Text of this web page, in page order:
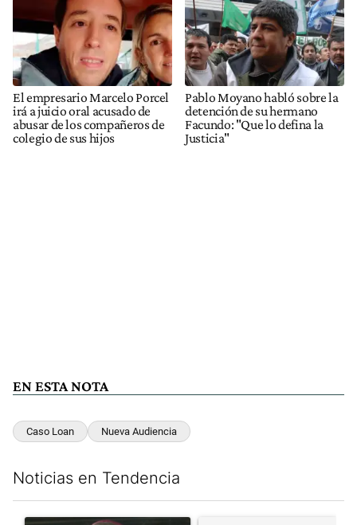
El empresario Marcelo Porcel
irá a juicio oral acusado de
abusar de los compañeros de
colegio de sus hijos
Pablo Moyano habló sobre la
detención de su hermano
Facundo: "Que lo defina la
Justicia"
EN ESTA NOTA
Caso Loan Nueva Audiencia
Noticias en Tendencia